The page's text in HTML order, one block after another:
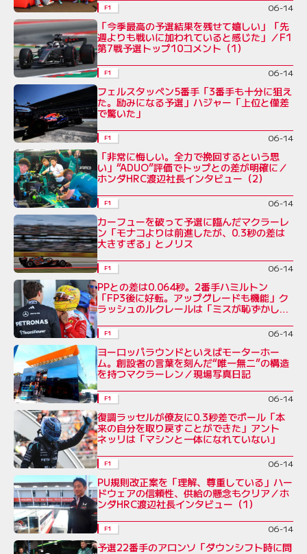
F1 06-14
「今季最高の予選結果を残せて嬉しい」「先
週よりも戦いに加われていると感じた」／F1
第7戦予選トップ10コメント（1）
F1 06-14
フェルスタッペン5番手「3番手も十分に狙え
た。励みになる予選」ハジャー「上位と僅差
で驚いた」
F1 06-14
「非常に悔しい。全力で挽回するという思
い」“ADUO”評価でトップとの差が明確に／
ホンダHRC渡辺社長インタビュー（2）
F1 06-14
カーフューを破って予選に臨んだマクラーレ
ン「モナコよりは前進したが、0.3秒の差は
大きすぎる」とノリス
F1 06-14
PPとの差は0.064秒。2番手ハミルトン
「FP3後に好転。アップグレードも機能」ク
ラッシュのルクレールは「ミスが恥ずかし
F1 06-14
ヨーロッパラウンドといえばモーターホー
ム。創設者の言葉を刻んだ“唯一無二”の構造
を持つマクラーレン／現場写真日記
F1 06-14
復調ラッセルが僚友に0.3秒差でポール「本
来の自分を取り戻すことができた」アント
ネッリは「マシンと一体になれていない」
F1 06-14
PU規則改正案を「理解、尊重している」ハー
ドウェアの信頼性、供給の懸念もクリア／ホ
ンダHRC渡辺社長インタビュー（1）
F1 06-14
予選22番手のアロンソ「ダウンシフト時に問